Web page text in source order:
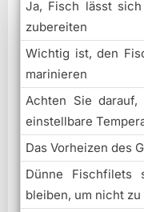
Ja, Fisch lässt
zubereiten
Wichtig ist, den
marinieren
Achten Sie
einstellbare
Das Vorheizen des
Dünne
bleiben, um nicht